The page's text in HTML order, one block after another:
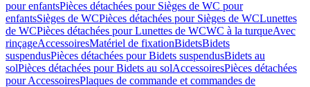
pour enfantsPièces détachées pour Sièges de WC pour
enfantsSièges de WCPièces détachées pour Sièges de WCLunettes
de WCPièces détachées pour Lunettes de WCWC à la turqueAvec
rinçageAccessoiresMatériel de fixationBidetsBidets
suspendusPièces détachées pour Bidets suspendusBidets au
solPièces détachées pour Bidets au solAccessoiresPièces détachées
pour AccessoiresPlaques de commande et commandes de